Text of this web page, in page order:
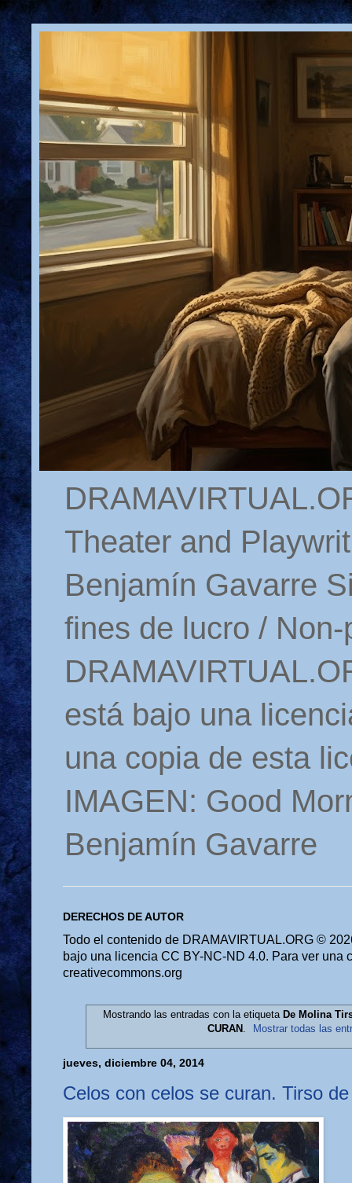
Theater and
Benjamín Gavarre
fines de lucro /
está bajo una
una copia de esta
IMAGEN: Good
Benjamín Gavarre
DERECHOS DE AUTOR
Todo el contenido de DRAMAVIRTUAL.ORG ©
bajo una licencia CC BY-NC-ND 4.0. Para ver una
creativecommons.org
Mostrando las entradas con la etiqueta De Molina
CURAN . Mostrar todas las
jueves, diciembre 04, 2014
Celos con celos se curan. Tirso